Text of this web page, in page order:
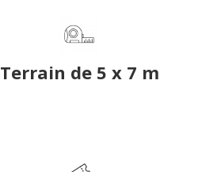
Terrain de 5 x 7 m